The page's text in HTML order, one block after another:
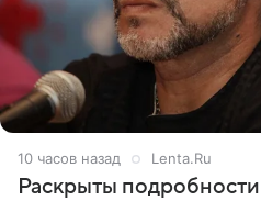
10 часов назад Lenta.Ru
Раскрыты